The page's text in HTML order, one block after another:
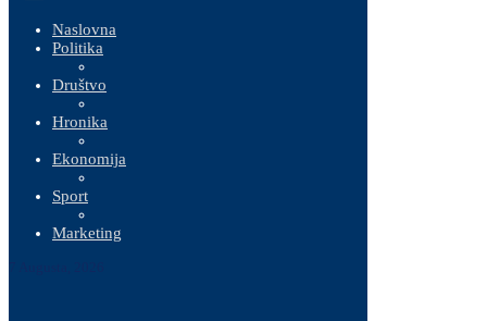
Naslovna
Politika
Društvo
Hronika
Ekonomija
Sport
Marketing